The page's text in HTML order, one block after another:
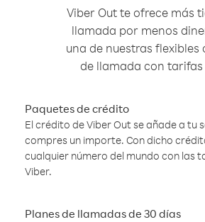
Viber Out te ofrece más
llamada por menos
una de nuestras flexibles
de llamada con tarifas
Paquetes de crédito
El crédito de Viber Out se añade a tu
compres un importe. Con dicho
cualquier número del mundo con las
Viber.
Planes de llamadas de 30 días